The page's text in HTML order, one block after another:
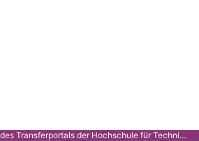
Dies ist die Gitlab-Instanz des Transferportals der Hochschule für Technik Stuttgart.